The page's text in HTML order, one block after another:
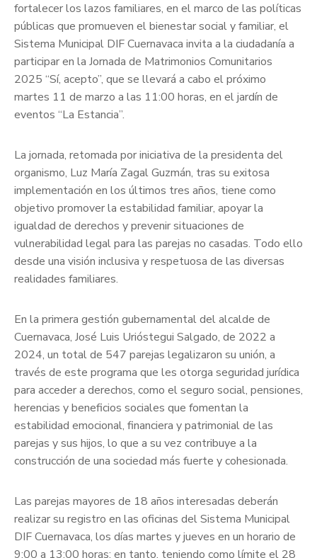
fortalecer los lazos familiares, en el marco de las políticas
públicas que promueven el bienestar social y familiar, el
Sistema Municipal DIF Cuernavaca invita a la ciudadanía a
participar en la Jornada de Matrimonios Comunitarios
2025 “Sí, acepto”, que se llevará a cabo el próximo
martes 11 de marzo a las 11:00 horas, en el jardín de
eventos “La Estancia”.
La jornada, retomada por iniciativa de la presidenta del
organismo, Luz María Zagal Guzmán, tras su exitosa
implementación en los últimos tres años, tiene como
objetivo promover la estabilidad familiar, apoyar la
igualdad de derechos y prevenir situaciones de
vulnerabilidad legal para las parejas no casadas. Todo ello
desde una visión inclusiva y respetuosa de las diversas
realidades familiares.
En la primera gestión gubernamental del alcalde de
Cuernavaca, José Luis Urióstegui Salgado, de 2022 a
2024, un total de 547 parejas legalizaron su unión, a
través de este programa que les otorga seguridad jurídica
para acceder a derechos, como el seguro social, pensiones,
herencias y beneficios sociales que fomentan la
estabilidad emocional, financiera y patrimonial de las
parejas y sus hijos, lo que a su vez contribuye a la
construcción de una sociedad más fuerte y cohesionada.
Las parejas mayores de 18 años interesadas deberán
realizar su registro en las oficinas del Sistema Municipal
DIF Cuernavaca, los días martes y jueves en un horario de
9:00 a 13:00 horas; en tanto, teniendo como límite el 28